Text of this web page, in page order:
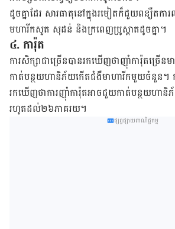
ដូច​គ្នា​ដែរ សារធាតុ​នៅ​ក្នុង​​រមៀត​ក៏​ជួយ​ពន្យឺត​
មហារីក​សួត សុដន់ និង​ក្រពេញ​ប្រូស្តាត​ដូច​គ្នា​។
៤.ការ៉ុត​​
ការ​សិក្សា​ជា​ច្រើន​​បាន​រក​ឃើញ​ថា​ញ៉ាំ​ការ៉ុត​ច្រើន​
កាត់​បន្ថយ​ហានិភ័យ​កើត​ជំងឺ​មាហា​រីក​មួយ​ចំនួន​។ ក
រក​ឃើញ​ថា​ការ​ញ៉ាំ​ការ៉ុត​អាច​ជួយ​កាត់​បន្ថយ​ហា
រហូត​ដល់​២៦​ភាគរយ​។
ផ្សព្វផ្សាយពាណិជ្ជកម្ម